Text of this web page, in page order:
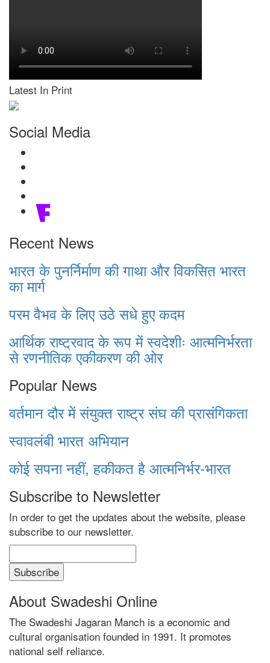
Latest In Print
Social Media
Recent News
भारत के पुनर्निर्माण की गाथा और विकसित भारत
का मार्ग
परम वैभव के लिए उठे सधे हुए कदम
आर्थिक राष्ट्रवाद के रूप में स्वदेशीः आत्मनिर्भरता
से रणनीतिक एकीकरण की ओर
Popular News
वर्तमान दौर में संयुक्त राष्ट्र संघ की प्रासंगिकता
स्वावलंबी भारत अभियान
कोई सपना नहीं, हकीकत है आत्मनिर्भर-भारत
Subscribe to Newsletter
In order to get the updates about the website, please
subscribe to our newsletter.
About Swadeshi Online
The Swadeshi Jagaran Manch is a economic and
cultural organisation founded in 1991. It promotes
national self reliance.